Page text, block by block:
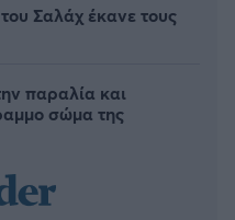
Σαλάχ έκανε τους
παραλία και
σώμα της